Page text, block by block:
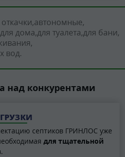
автономные
для дома для туалета для бани
вод
над конкурентами
септиков ГРИНЛОС уже
для тщательной
.